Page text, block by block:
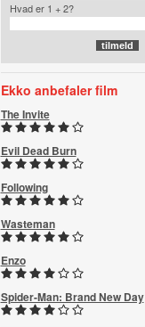
Hvad er 1 + 2?
Ekko anbefaler film
The Invite
Evil Dead Burn
Following
Wasteman
Enzo
Spider-Man: Brand New Day